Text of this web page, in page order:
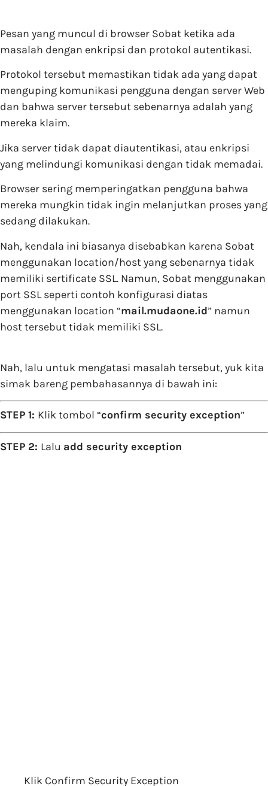
Pesan yang muncul di browser Sobat ketika ada
masalah dengan enkripsi dan protokol autentikasi.
Protokol tersebut memastikan tidak ada yang dapat
menguping komunikasi pengguna dengan server Web
dan bahwa server tersebut sebenarnya adalah yang
mereka klaim.
Jika server tidak dapat diautentikasi, atau enkripsi
yang melindungi komunikasi dengan tidak memadai.
Browser sering memperingatkan pengguna bahwa
mereka mungkin tidak ingin melanjutkan proses yang
sedang dilakukan.
Nah, kendala ini biasanya disebabkan karena Sobat
menggunakan location/host yang sebenarnya tidak
memiliki sertificate SSL. Namun, Sobat menggunakan
port SSL seperti contoh konfigurasi diatas
menggunakan location “mail.mudaone.id” namun
host tersebut tidak memiliki SSL.
Nah, lalu untuk mengatasi masalah tersebut, yuk kita
simak bareng pembahasannya di bawah ini:
STEP 1: Klik tombol “confirm security exception”
STEP 2: Lalu add security exception
Klik Confirm Security Exception